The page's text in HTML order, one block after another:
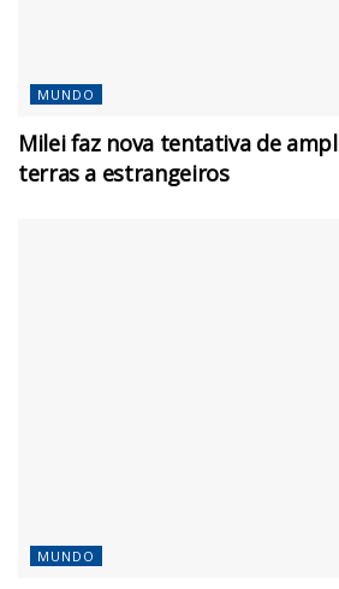
MUNDO
Milei faz nova tentativa de
terras a estrangeiros
MUNDO